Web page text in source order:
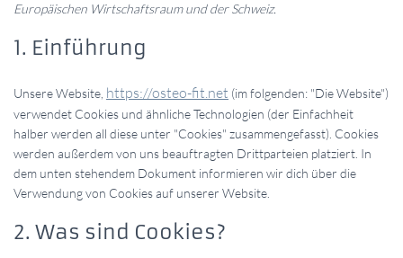
Europäischen Wirtschaftsraum und der Schweiz.
1. Einführung
Unsere Website, https://osteo-fit.net (im folgenden: "Die Website")
verwendet Cookies und ähnliche Technologien (der Einfachheit
halber werden all diese unter "Cookies" zusammengefasst). Cookies
werden außerdem von uns beauftragten Drittparteien platziert. In
dem unten stehendem Dokument informieren wir dich über die
Verwendung von Cookies auf unserer Website.
2. Was sind Cookies?